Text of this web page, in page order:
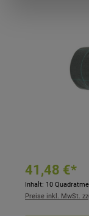
41,48 €*
Inhalt: 10
Preise inkl. MwSt.